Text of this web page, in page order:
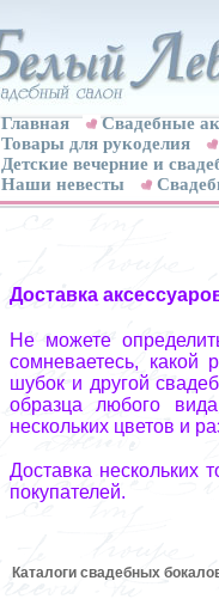
Главная
Свадебные
Товары для рукоделия
Детские вечерние и
Наши невесты
Доставка
Не можете
сомневаетесь, какой
шубок и другой
образца любого
нескольких цветов и
Доставка нескольких
покупателей.
Каталоги свадебных